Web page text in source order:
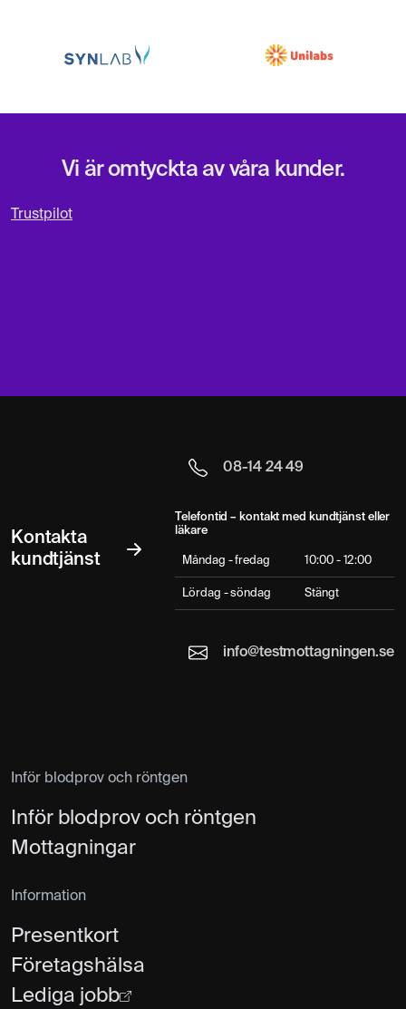
Vi är omtyckta av våra kunder.
Trustpilot
Kontakta
kundtjänst
08-14 24 49
Telefontid – kontakt med kundtjänst eller
läkare
Måndag - fredag 10:00 - 12:00
Lördag - söndag Stängt
info@testmottagningen.se
Inför blodprov och röntgen
Inför blodprov och röntgen
Mottagningar
Information
Presentkort
Företagshälsa
Lediga jobb